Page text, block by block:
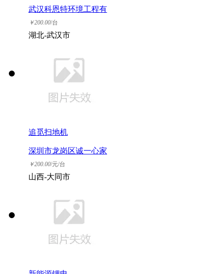
武汉科恩特环境工程有
限公司
￥200.00/台
湖北-武汉市
追觅扫地机
深圳市龙岗区诚一心家
电维修店（个体工商
户）
￥200.00/元/台
山西-大同市